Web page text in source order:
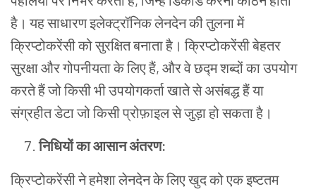
है। यहसाधारणइलेक्ट्रॉनिकलेनदेनकीतुलनामें
क्रिप्टोकरेंसीकोसुरक्षितबनाताहै। क्रिप्टोकरेंसीबेहतर
सुरक्षाऔरगोपनीयताकेलिएहैं, और वे छद्म शब्दों का उपयोग
करते हैं जो किसी भी उपयोगकर्ता खाते से असंबद्ध हैं या
संग्रहीत डेटा जो किसी प्रोफ़ाइल से जुड़ा हो सकता है।
निधियोंकाआसानअंतरण:
क्रिप्टोकरेंसीनेहमेशालेनदेनकेलिएखुदकोएकइष्टतम